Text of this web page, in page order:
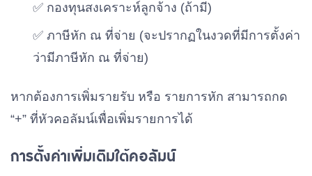
✅ กองทุนสงเคราะห์ลูกจ้าง (ถ้ามี)
✅ ภาษีหัก ณ ที่จ่าย (จะปรากฏในงวดที่มีการตั้งค่า
ว่ามีภาษีหัก ณ ที่จ่าย)
หากต้องการเพิ่มรายรับ หรือ รายการหัก สามารถกด
“+” ที่หัวคอลัมน์เพื่อเพิ่มรายการได้
การตั้งค่าเพิ่มเติมใต้คอลัมน์